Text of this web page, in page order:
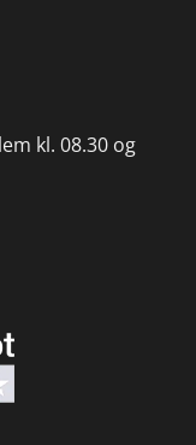
kl. 08.30 og